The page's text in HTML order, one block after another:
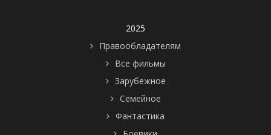
2025
Правообладателям
Все фильмы
Зарубежное
Семейное
Фантастика